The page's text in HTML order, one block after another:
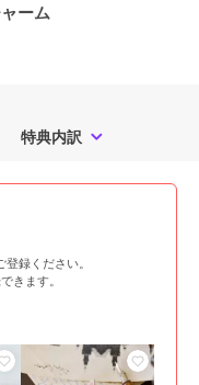
ーム
特典内訳
録ください。
きます。